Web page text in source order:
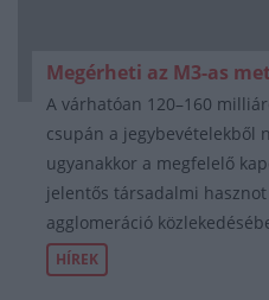
Megérheti az M3-as
A várhatóan 120–160
csupán a jegybevételekből
ugyanakkor a megfelelő
jelentős társadalmi
agglomeráció
HÍREK